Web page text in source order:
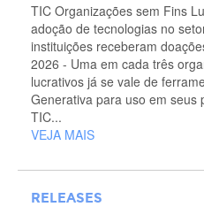
TIC Organizações sem Fins
adoção de tecnologias no
instituições receberam
2026 - Uma em cada três
lucrativos já se vale de
Generativa para uso em seus
TIC...
VEJA MAIS
RELEASES